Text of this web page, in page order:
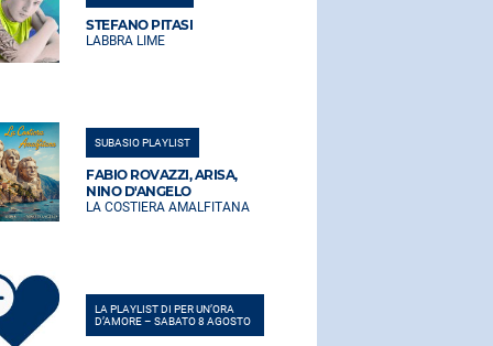
STEFANO PITASI
LABBRA LIME
SUBASIO PLAYLIST
FABIO ROVAZZI, ARISA,
NINO D'ANGELO
LA COSTIERA AMALFITANA
LA PLAYLIST DI PER UN’ORA
D’AMORE – SABATO 8 AGOSTO